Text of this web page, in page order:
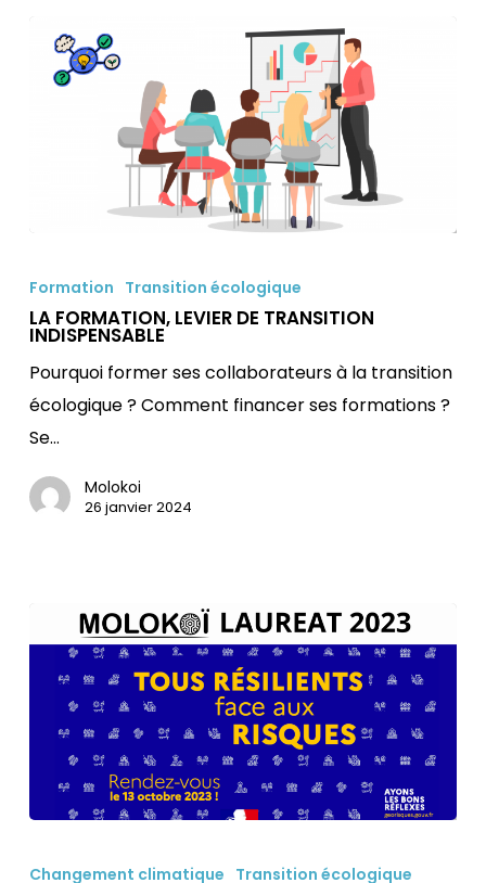
FORMATION,
LEVIER
DE
TRANSITION
INDISPENSABLE
Formation Transition écologique
LA FORMATION, LEVIER DE TRANSITION
INDISPENSABLE
Pourquoi former ses collaborateurs à la transition
écologique ? Comment financer ses formations ?
Se…
Molokoi
26 janvier 2024
résilients
Changement climatique Transition écologique